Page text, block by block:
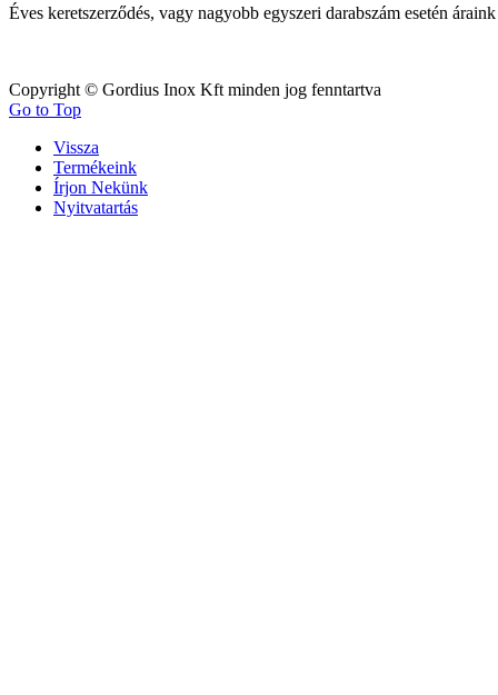
Éves keretszerződés, vagy nagyobb egyszeri darabszám esetén
Copyright © Gordius Inox Kft minden jog fenntartva
Go to Top
Vissza
Termékeink
Írjon Nekünk
Nyitvatartás